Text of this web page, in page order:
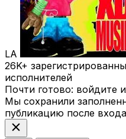
LA
26K+
исполнителей
Почти готово: войдите
Мы сохранили
публикацию после входа
close